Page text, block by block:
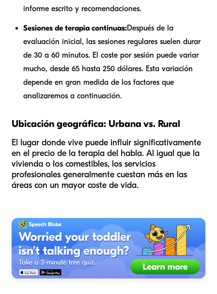
informe escrito y recomendaciones.
Sesiones de terapia continuas:Después de la
evaluación inicial, las sesiones regulares suelen durar
de 30 a 60 minutos. El coste por sesión puede variar
mucho, desde 65 hasta 250 dólares. Esta variación
depende en gran medida de los factores que
analizaremos a continuación.
Ubicación geográfica: Urbana vs. Rural
El lugar donde vive puede influir significativamente
en el precio de la terapia del habla. Al igual que la
vivienda o los comestibles, los servicios
profesionales generalmente cuestan más en las
áreas con un mayor coste de vida.